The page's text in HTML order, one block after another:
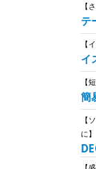
【
テ
【
イ
【
簡
【
に】